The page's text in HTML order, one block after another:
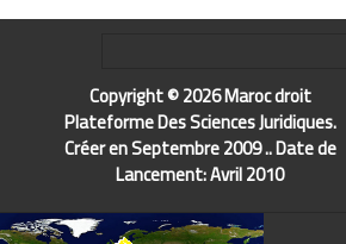
Copyright © 2026 Maroc droit
Plateforme Des Sciences Juridiques.
Créer en Septembre 2009 .. Date de
Lancement: Avril 2010